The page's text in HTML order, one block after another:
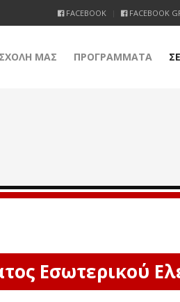
FACEBOOK FACEBOOK
ΜΑΣ ΠΡΟΓΡΑΜΜΑΤΑ
Εσωτερικού